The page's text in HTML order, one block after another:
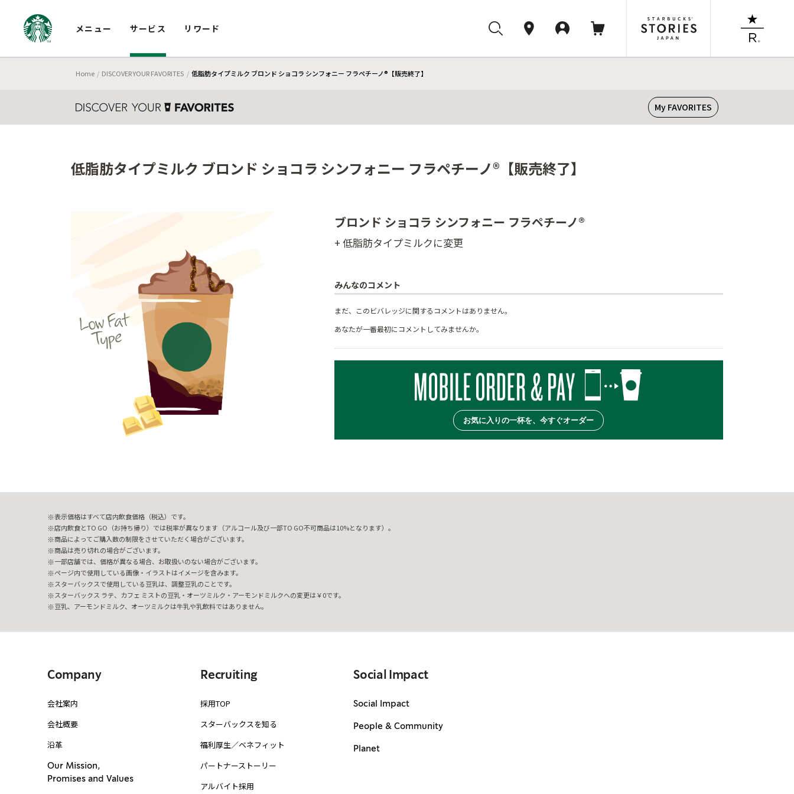
メニュー サービス リワード
Home DISCOVER YOUR FAVORITES 低脂肪タイプミルク ブロンド ショコラ シンフォニー フラペチーノ®【販売終了】
My FAVORITES
低脂肪タイプミルク ブロンド ショコラ シンフォニー フラペチーノ®【販売終了】
ブロンド ショコラ シンフォニー フラペチーノ®
+ 低脂肪タイプミルクに変更
みんなのコメント
まだ、このビバレッジに関するコメントはありません。
あなたが一番最初にコメントしてみませんか。
お気に入りの一杯を、今すぐオーダー
表示価格はすべて店内飲食価格（税込）です。
店内飲食とTO GO（お持ち帰り）では税率が異なります（アルコール及び一部TO GO不可商品は10%となります）。
商品によってご購入数の制限をさせていただく場合がございます。
商品は売り切れの場合がございます。
一部店舗では、価格が異なる場合、お取扱いのない場合がございます。
ページ内で使用している画像・イラストはイメージを含みます。
スターバックスで使用している豆乳は、調整豆乳のことです。
スターバックス ラテ、カフェ ミストの豆乳・オーツミルク・アーモンドミルクへの変更は￥0です。
豆乳、アーモンドミルク、オーツミルクは牛乳や乳飲料ではありません。
Company
会社案内
会社概要
沿革
Our Mission,
Promises and Values
Recruiting
採用TOP
スターバックスを知る
福利厚生／ベネフィット
パートナーストーリー
アルバイト採用
Social Impact
Social Impact
People & Community
Planet